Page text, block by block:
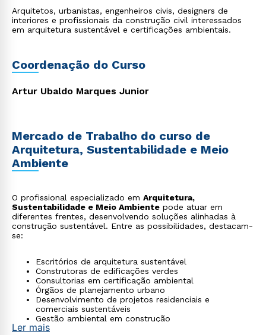
Arquitetos, urbanistas, engenheiros civis, designers de
interiores e profissionais da construção civil interessados
em arquitetura sustentável e certificações ambientais.
Coordenação do Curso
Artur Ubaldo Marques Junior
Mercado de Trabalho do curso de
Arquitetura, Sustentabilidade e Meio
Ambiente
O profissional especializado em Arquitetura,
Sustentabilidade e Meio Ambiente pode atuar em
diferentes frentes, desenvolvendo soluções alinhadas à
construção sustentável. Entre as possibilidades, destacam-
se:
Escritórios de arquitetura sustentável
Construtoras de edificações verdes
Consultorias em certificação ambiental
Órgãos de planejamento urbano
Desenvolvimento de projetos residenciais e
comerciais sustentáveis
Gestão ambiental em construção
Ler mais